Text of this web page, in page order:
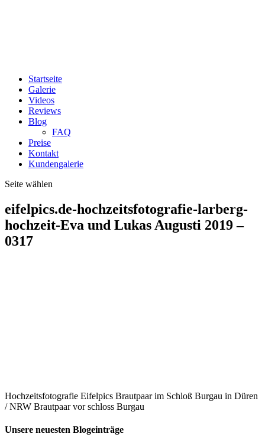
Startseite
Galerie
Videos
Reviews
Blog
FAQ
Preise
Kontakt
Kundengalerie
Seite wählen
eifelpics.de-hochzeitsfotografie-larberg-
hochzeit-Eva und Lukas Augusti 2019 –
0317
Hochzeitsfotografie Eifelpics Brautpaar im Schloß Burgau in Düren
/ NRW Brautpaar vor schloss Burgau
Unsere neuesten Blogeinträge